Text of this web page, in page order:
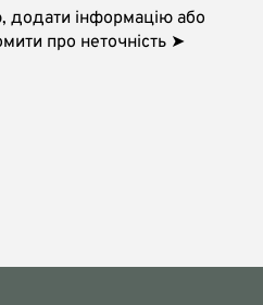
додати інформацію або
про неточність ➤